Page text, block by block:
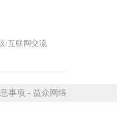
/互联网交流
事项 - 益众网络